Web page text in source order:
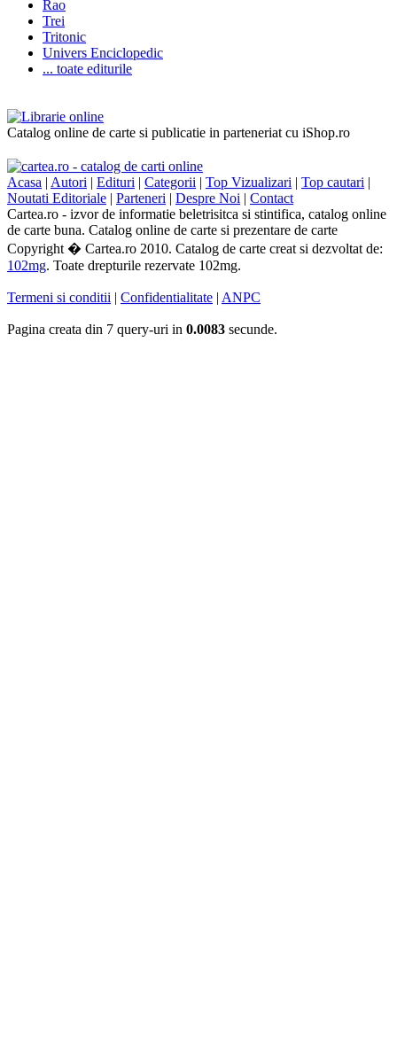
Rao
Trei
Tritonic
Univers Enciclopedic
... toate editurile
Catalog online de carte si publicatie in parteneriat cu iShop.ro
Acasa | Autori | Edituri | Categorii | Top Vizualizari | Top cautari |
Noutati Editoriale | Parteneri | Despre Noi | Contact
Cartea.ro - izvor de informatie beletrisitca si stintifica, catalog online
de carte buna. Catalog online de carte si prezentare de carte
Copyright � Cartea.ro 2010. Catalog de carte creat si dezvoltat de:
102mg. Toate drepturile rezervate 102mg.
Termeni si conditii | Confidentialitate | ANPC
Pagina creata din 7 query-uri in 0.0083 secunde.